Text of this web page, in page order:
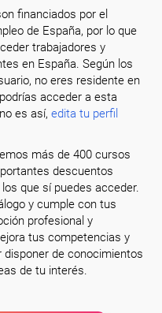
financiados por el
de España, por lo que
trabajadores y
en España. Según los
no eres residente en
acceder a esta
es así,edita tu perfil
más de 400 cursos
descuentos
que sí puedes acceder.
y cumple con tus
profesional y
tus competencias y
disponer de conocimientos
de tu interés.